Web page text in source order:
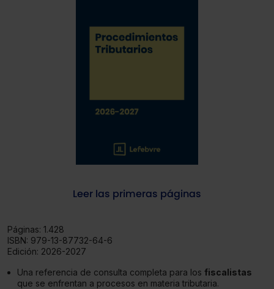
Leer las primeras páginas
Páginas: 1.428
ISBN: 979-13-87732-64-6
Edición: 2026-2027
Una referencia de consulta completa para los fiscalistas
que se enfrentan a procesos en materia tributaria.